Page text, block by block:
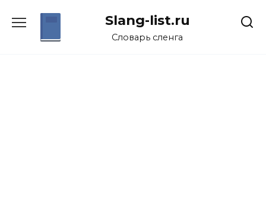
Slang-list.ru
Словарь сленга